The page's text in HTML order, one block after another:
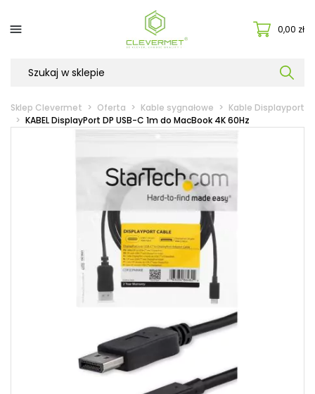
 0,00 zł
Sklep Clevermet Oferta Kable sygnałowe
Kable Displayport
KABEL DisplayPort DP USB-C 1m do MacBook 4K 60Hz